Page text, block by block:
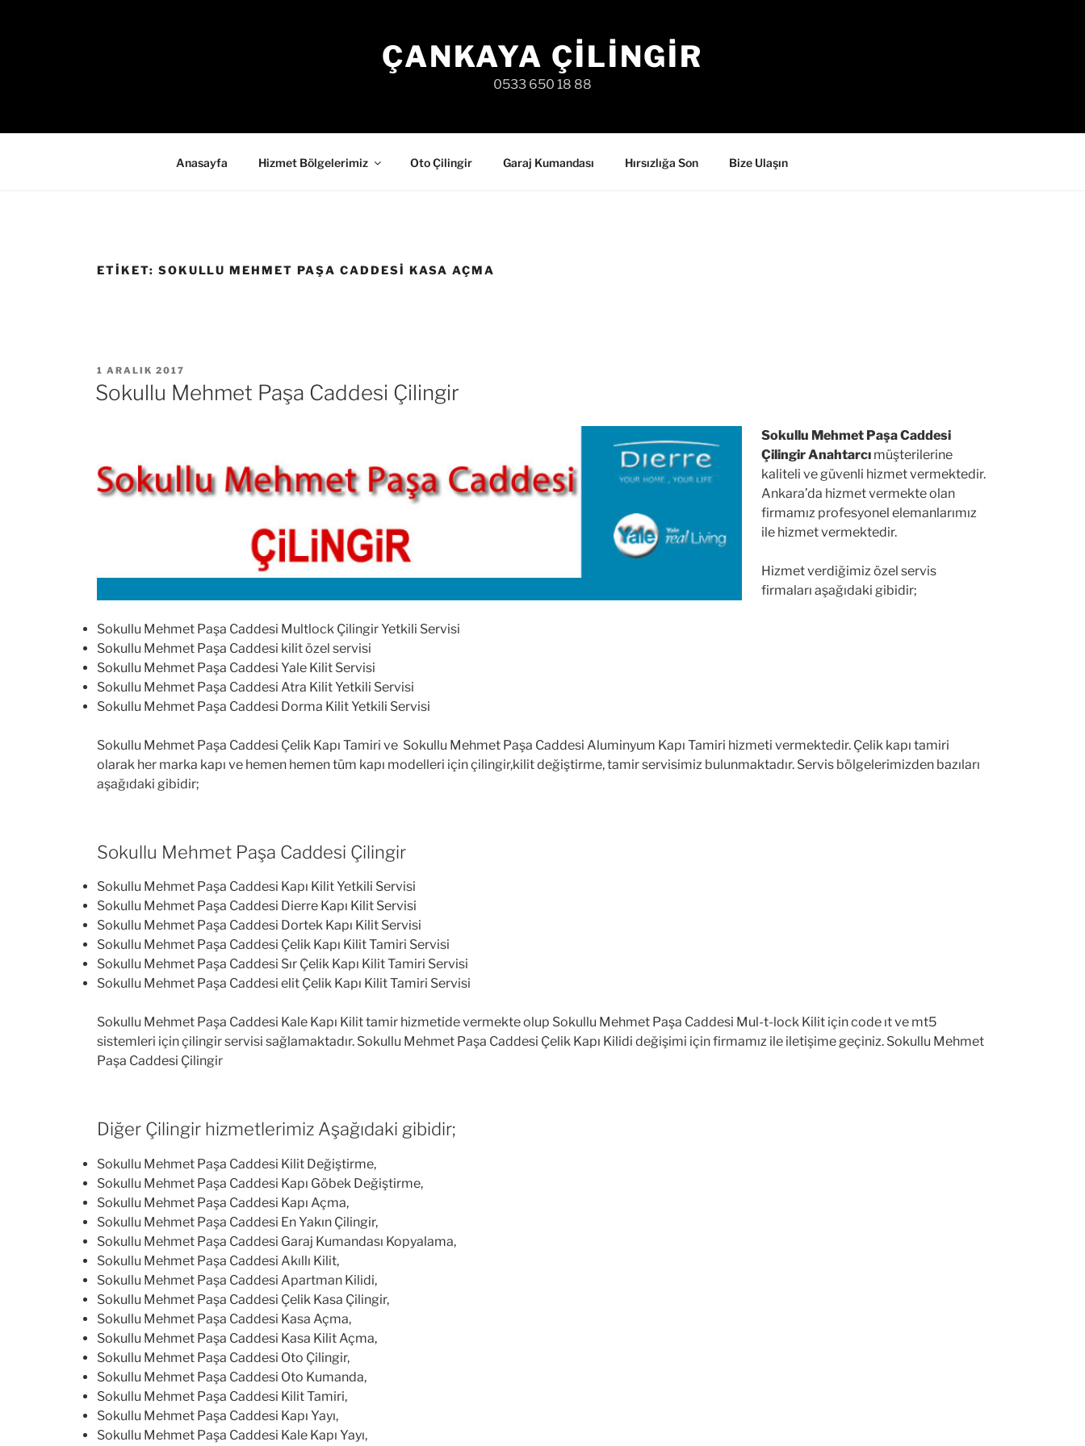
ÇANKAYA ÇILINGIR
0533 650 18 88
Anasayfa Hizmet Bölgelerimiz Oto Çilingir Garaj Kumandası Hırsızlığa Son Bize Ulaşın
ETIKET: SOKULLU MEHMET PAŞA CADDESI KASA AÇMA
YAYIM
TARIHI
1 ARALIK 2017
Sokullu Mehmet Paşa Caddesi Çilingir
Sokullu Mehmet Paşa Caddesi
Çilingir Anahtarcı müşterilerine
kaliteli ve güvenli hizmet vermektedir.
Ankara’da hizmet vermekte olan
firmamız profesyonel elemanlarımız
ile hizmet vermektedir.
Hizmet verdiğimiz özel servis
firmaları aşağıdaki gibidir;
Sokullu Mehmet Paşa Caddesi Multlock Çilingir Yetkili Servisi
Sokullu Mehmet Paşa Caddesi kilit özel servisi
Sokullu Mehmet Paşa Caddesi Yale Kilit Servisi
Sokullu Mehmet Paşa Caddesi Atra Kilit Yetkili Servisi
Sokullu Mehmet Paşa Caddesi Dorma Kilit Yetkili Servisi
Sokullu Mehmet Paşa Caddesi Çelik Kapı Tamiri ve Sokullu Mehmet Paşa Caddesi Aluminyum Kapı Tamiri hizmeti vermektedir. Çelik kapı tamiri
olarak her marka kapı ve hemen hemen tüm kapı modelleri için çilingir,kilit değiştirme, tamir servisimiz bulunmaktadır. Servis bölgelerimizden bazıları
aşağıdaki gibidir;
Sokullu Mehmet Paşa Caddesi Çilingir
Sokullu Mehmet Paşa Caddesi Kapı Kilit Yetkili Servisi
Sokullu Mehmet Paşa Caddesi Dierre Kapı Kilit Servisi
Sokullu Mehmet Paşa Caddesi Dortek Kapı Kilit Servisi
Sokullu Mehmet Paşa Caddesi Çelik Kapı Kilit Tamiri Servisi
Sokullu Mehmet Paşa Caddesi Sır Çelik Kapı Kilit Tamiri Servisi
Sokullu Mehmet Paşa Caddesi elit Çelik Kapı Kilit Tamiri Servisi
Sokullu Mehmet Paşa Caddesi Kale Kapı Kilit tamir hizmetide vermekte olup Sokullu Mehmet Paşa Caddesi Mul-t-lock Kilit için code ıt ve mt5
sistemleri için çilingir servisi sağlamaktadır. Sokullu Mehmet Paşa Caddesi Çelik Kapı Kilidi değişimi için firmamız ile iletişime geçiniz. Sokullu Mehmet
Paşa Caddesi Çilingir
Diğer Çilingir hizmetlerimiz Aşağıdaki gibidir;
Sokullu Mehmet Paşa Caddesi Kilit Değiştirme,
Sokullu Mehmet Paşa Caddesi Kapı Göbek Değiştirme,
Sokullu Mehmet Paşa Caddesi Kapı Açma,
Sokullu Mehmet Paşa Caddesi En Yakın Çilingir,
Sokullu Mehmet Paşa Caddesi Garaj Kumandası Kopyalama,
Sokullu Mehmet Paşa Caddesi Akıllı Kilit,
Sokullu Mehmet Paşa Caddesi Apartman Kilidi,
Sokullu Mehmet Paşa Caddesi Çelik Kasa Çilingir,
Sokullu Mehmet Paşa Caddesi Kasa Açma,
Sokullu Mehmet Paşa Caddesi Kasa Kilit Açma,
Sokullu Mehmet Paşa Caddesi Oto Çilingir,
Sokullu Mehmet Paşa Caddesi Oto Kumanda,
Sokullu Mehmet Paşa Caddesi Kilit Tamiri,
Sokullu Mehmet Paşa Caddesi Kapı Yayı,
Sokullu Mehmet Paşa Caddesi Kale Kapı Yayı,